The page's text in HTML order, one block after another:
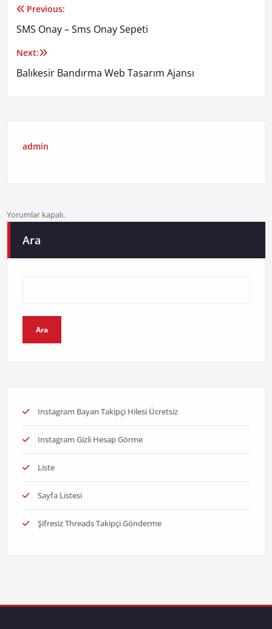
Yazı
gezinmesi
Previous:
SMS Onay – Sms Onay Sepeti
Next:
Balıkesir Bandırma Web Tasarım Ajansı
admin
Yorumlar kapalı.
Ara
Ara
Instagram Bayan Takipçi Hilesi Ücretsiz
Instagram Gizli Hesap Görme
Liste
Sayfa Listesi
Şifresiz Threads Takipçi Gönderme